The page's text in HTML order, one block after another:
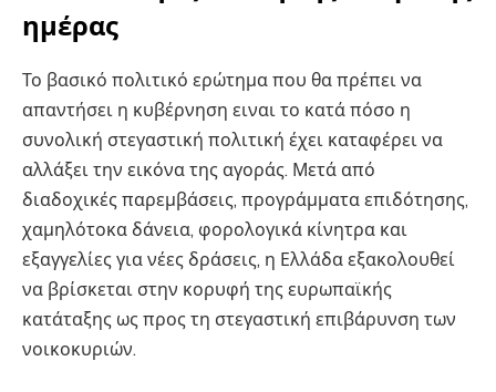
ημέρας
Το βασικό πολιτικό ερώτημα που θα πρέπει να
απαντήσει η κυβέρνηση ειναι το κατά πόσο η
συνολική στεγαστική πολιτική έχει καταφέρει να
αλλάξει την εικόνα της αγοράς. Μετά από
διαδοχικές παρεμβάσεις, προγράμματα επιδότησης,
χαμηλότοκα δάνεια, φορολογικά κίνητρα και
εξαγγελίες για νέες δράσεις, η Ελλάδα εξακολουθεί
να βρίσκεται στην κορυφή της ευρωπαϊκής
κατάταξης ως προς τη στεγαστική επιβάρυνση των
νοικοκυριών.